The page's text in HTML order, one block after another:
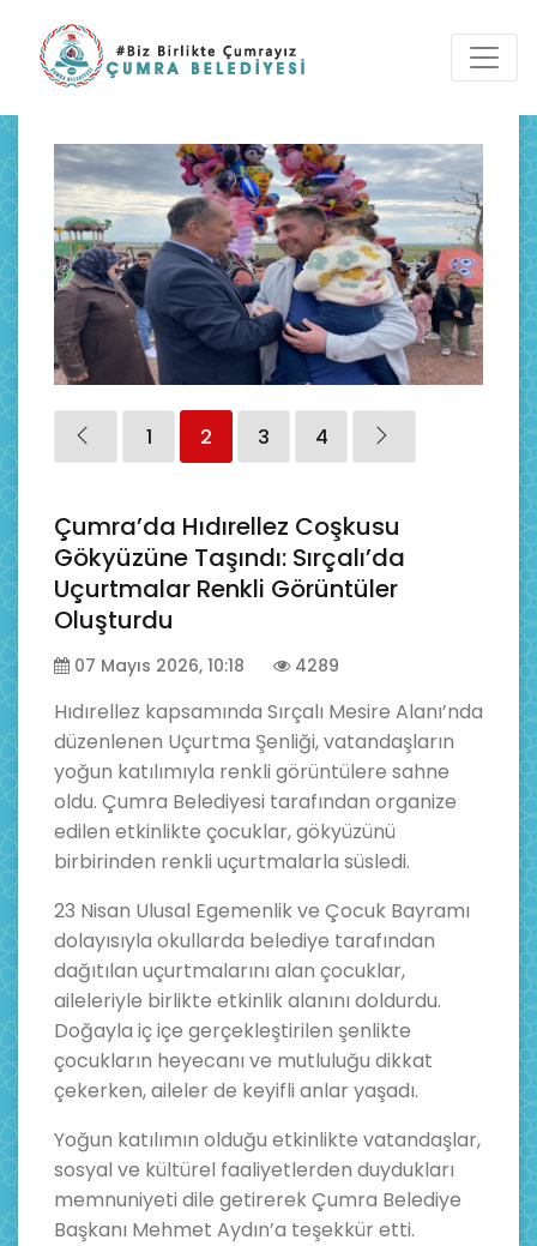
1 2 3 4
Çumra’da Hıdırellez Coşkusu
Gökyüzüne Taşındı: Sırçalı’da
Uçurtmalar Renkli Görüntüler
Oluşturdu
07 Mayıs 2026, 10:18 4289
Hıdırellez kapsamında Sırçalı Mesire Alanı’nda
düzenlenen Uçurtma Şenliği, vatandaşların
yoğun katılımıyla renkli görüntülere sahne
oldu. Çumra Belediyesi tarafından organize
edilen etkinlikte çocuklar, gökyüzünü
birbirinden renkli uçurtmalarla süsledi.
23 Nisan Ulusal Egemenlik ve Çocuk Bayramı
dolayısıyla okullarda belediye tarafından
dağıtılan uçurtmalarını alan çocuklar,
aileleriyle birlikte etkinlik alanını doldurdu.
Doğayla iç içe gerçekleştirilen şenlikte
çocukların heyecanı ve mutluluğu dikkat
çekerken, aileler de keyifli anlar yaşadı.
Yoğun katılımın olduğu etkinlikte vatandaşlar,
sosyal ve kültürel faaliyetlerden duydukları
memnuniyeti dile getirerek Çumra Belediye
Başkanı Mehmet Aydın’a teşekkür etti.